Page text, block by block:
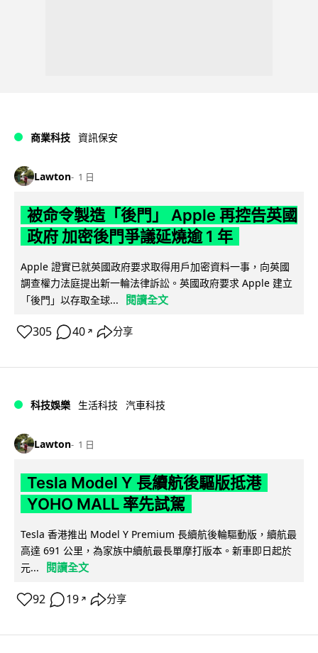
商業科技 資訊保安
Lawton 1 日
被命令製造「後門」 Apple 再控告英國
政府 加密後門爭議延燒逾 1 年
Apple 證實已就英國政府要求取得用戶加密資料一事，向英國
調查權力法庭提出新一輪法律訴訟。英國政府要求 Apple 建立
「後門」以存取全球...
閱讀全文
305 40 ↗ 分享
科技娛樂 生活科技 汽車科技
Lawton 1 日
Tesla Model Y 長續航後驅版抵港
YOHO MALL 率先試駕
Tesla 香港推出 Model Y Premium 長續航後輪驅動版，續航最
高達 691 公里，為家族中續航最長單摩打版本。新車即日起於
元...
閱讀全文
92 19 ↗ 分享